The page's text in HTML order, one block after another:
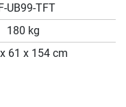
UB99-TFT
180 kg
61 x 154 cm